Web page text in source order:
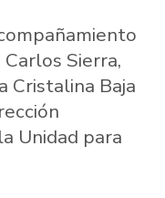
Sierra,
Cristalina Baja
Unidad para